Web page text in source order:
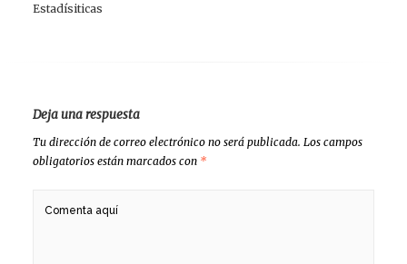
Estadísiticas
Deja una respuesta
Tu dirección de correo electrónico no será publicada. Los campos
obligatorios están marcados con *